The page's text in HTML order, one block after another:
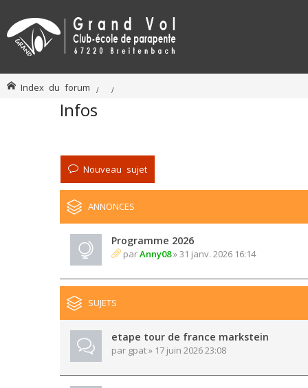
Index du forum
Infos
Nouveau sujet
ANNONCES
Programme 2026
parAnny08» 31 janv. 2026 16:14
SUJETS
etape tour de france markstein
par gpat» 17 juin 2026 23:08